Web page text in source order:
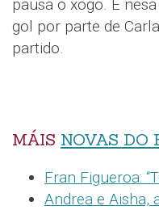
pausa o xogo. E
gol por parte de
partido.
MÁIS NOVAS DO
Fran Figueroa:
Andrea e Aisha,